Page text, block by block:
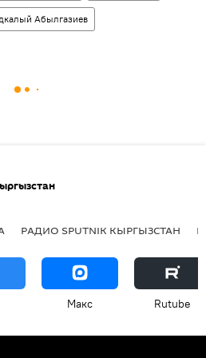
Абылгазиев
РАДИО SPUTNIK КЫРГЫЗСТАН
Макс Rutube